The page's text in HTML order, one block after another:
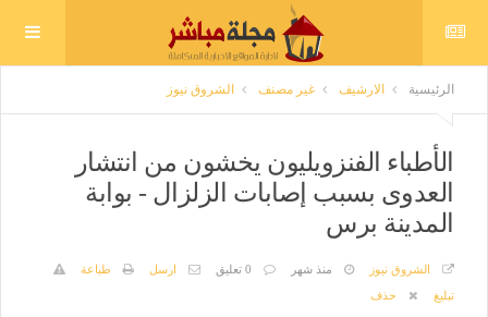
الرئيسية الارشيف غير مصنف الشروق نيوز
الأطباء الفنزويليون يخشون من انتشار
العدوى بسبب إصابات الزلزال - بوابة
المدينة برس
الشروق نيوز منذ شهر 0 تعليق ارسل
طباعة
تبليغ
حذف